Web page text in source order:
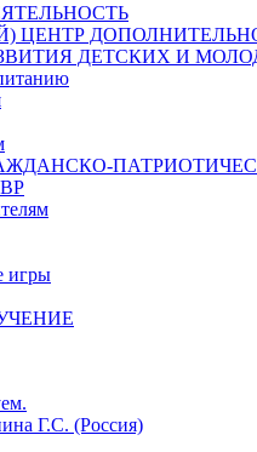
ЦЕНТР
ДЕТСКИХ И
ВР
игры